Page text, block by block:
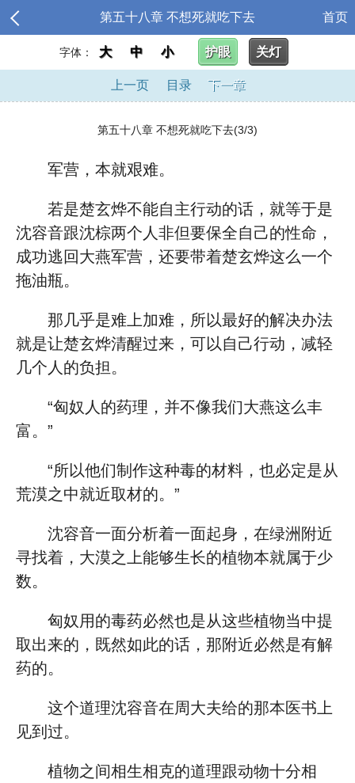
第五十八章 不想死就吃下去 首页
字体： 大 中 小 护眼 关灯
上一页 目录 下一章
第五十八章 不想死就吃下去(3/3)
军营，本就艰难。
若是楚玄烨不能自主行动的话，就等于是
沈容音跟沈棕两个人非但要保全自己的性命，
成功逃回大燕军营，还要带着楚玄烨这么一个
拖油瓶。
那几乎是难上加难，所以最好的解决办法
就是让楚玄烨清醒过来，可以自己行动，减轻
几个人的负担。
“匈奴人的药理，并不像我们大燕这么丰
富。”
“所以他们制作这种毒的材料，也必定是从
荒漠之中就近取材的。”
沈容音一面分析着一面起身，在绿洲附近
寻找着，大漠之上能够生长的植物本就属于少
数。
匈奴用的毒药必然也是从这些植物当中提
取出来的，既然如此的话，那附近必然是有解
药的。
这个道理沈容音在周大夫给的那本医书上
见到过。
植物之间相生相克的道理跟动物十分相